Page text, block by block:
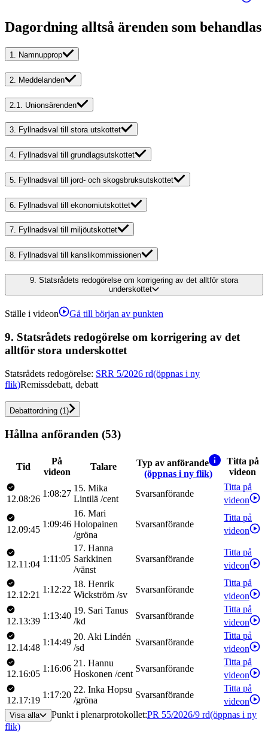
Dagordning alltså ärenden som behandlas
1. Namnupprop
2. Meddelanden
2.1. Unionsärenden
3. Fyllnadsval till stora utskottet
4. Fyllnadsval till grundlagsutskottet
5. Fyllnadsval till jord- och skogsbruksutskottet
6. Fyllnadsval till ekonomiutskottet
7. Fyllnadsval till miljöutskottet
8. Fyllnadsval till kanslikommissionen
9. Statsrådets redogörelse om korrigering av det alltför stora
underskottet
Ställe i videon Gå till början av punkten
9. Statsrådets redogörelse om korrigering av det
alltför stora underskottet
Statsrådets redogörelse: SRR 5/2026 rd(öppnas i ny
flik)Remissdebatt, debatt
Debattordning (1)
Hållna anföranden (53)
Tid
På
videon
Talare
Typ av anförande
(öppnas i ny flik)
Titta på
videon
12.08:26
1:08:27
15. Mika
Lintilä /cent
Svarsanförande
Titta på
videon
12.09:45
1:09:46
16. Mari
Holopainen
/gröna
Svarsanförande
Titta på
videon
12.11:04
1:11:05
17. Hanna
Sarkkinen
/vänst
Svarsanförande
Titta på
videon
12.12:21
1:12:22
18. Henrik
Wickström /sv
Svarsanförande
Titta på
videon
12.13:39
1:13:40
19. Sari Tanus
/kd
Svarsanförande
Titta på
videon
12.14:48
1:14:49
20. Aki Lindén
/sd
Svarsanförande
Titta på
videon
12.16:05
1:16:06
21 . Hannu
Hoskonen /cent
Svarsanförande
Titta på
videon
12.17:19
1:17:20
22. Inka Hopsu
/gröna
Svarsanförande
Titta på
videon
Visa alla Punkt i plenarprotokollet:PR 55/2026/9 rd(öppnas i ny
flik)